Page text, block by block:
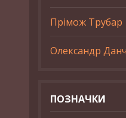
Прімож Трубар
Олександр
ПОЗНАЧКИ